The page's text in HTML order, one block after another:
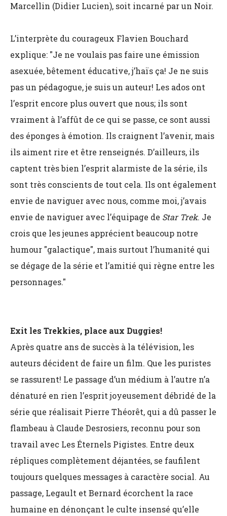
Marcellin (Didier Lucien), soit incarné par un Noir.
L’interprète du courageux Flavien Bouchard
explique: "Je ne voulais pas faire une émission
asexuée, bêtement éducative, j’haïs ça! Je ne suis
pas un pédagogue, je suis un auteur! Les ados ont
l’esprit encore plus ouvert que nous; ils sont
vraiment à l’affût de ce qui se passe, ce sont aussi
des éponges à émotion. Ils craignent l’avenir, mais
ils aiment rire et être renseignés. D’ailleurs, ils
captent très bien l’esprit alarmiste de la série, ils
sont très conscients de tout cela. Ils ont également
envie de naviguer avec nous, comme moi, j’avais
envie de naviguer avec l’équipage de Star Trek. Je
crois que les jeunes apprécient beaucoup notre
humour "galactique", mais surtout l’humanité qui
se dégage de la série et l’amitié qui règne entre les
personnages."
Exit les Trekkies, place aux Duggies!
Après quatre ans de succès à la télévision, les
auteurs décident de faire un film. Que les puristes
se rassurent! Le passage d’un médium à l’autre n’a
dénaturé en rien l’esprit joyeusement débridé de la
série que réalisait Pierre Théorêt, qui a dû passer le
flambeau à Claude Desrosiers, reconnu pour son
travail avec Les Éternels Pigistes. Entre deux
répliques complètement déjantées, se faufilent
toujours quelques messages à caractère social. Au
passage, Legault et Bernard écorchent la race
humaine en dénonçant le culte insensé qu’elle